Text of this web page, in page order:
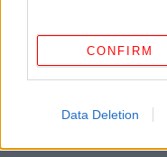
CONFIRM
Data Deletion